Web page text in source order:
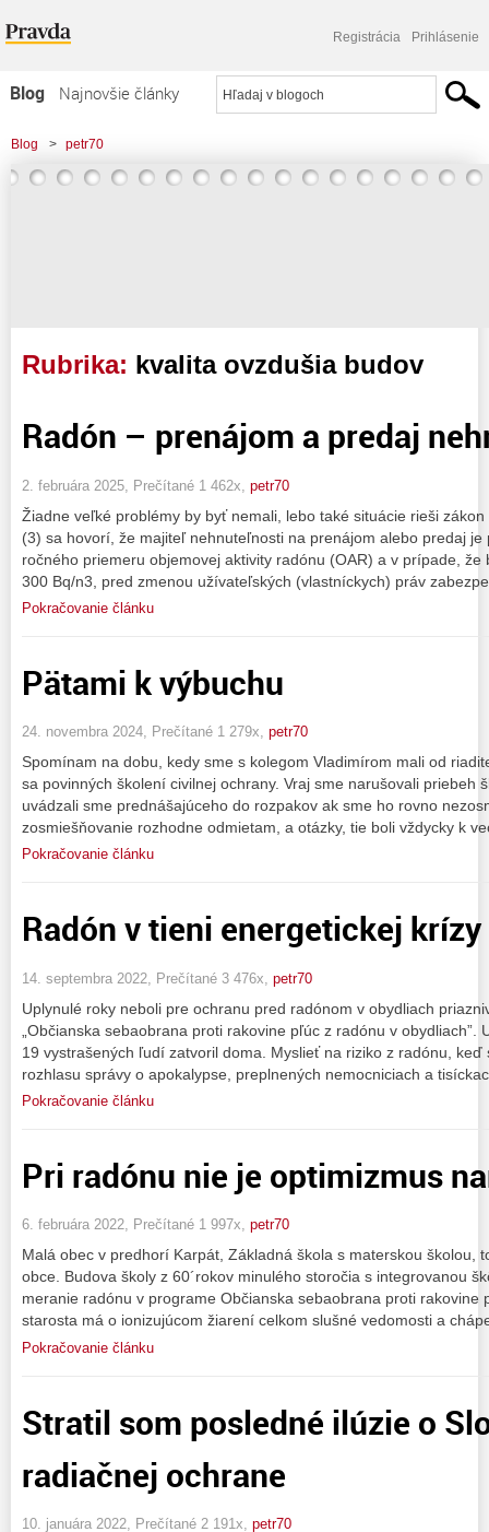
Registrácia Prihlásenie
Blog
Najnovšie články
Najčítanejšie články
Najkomentovanejšie články
Blog > petr70
Rubrika: kvalita ovzdušia budov
Radón – prenájom a predaj
2. februára 2025, Prečítané 1 462x, petr70
Žiadne veľké problémy by byť nemali, lebo také situácie rieši
(3) sa hovorí, že majiteľ nehnuteľnosti na prenájom alebo predaj
ročného priemeru objemovej aktivity radónu (OAR) a v prípade, že
300 Bq/n3, pred zmenou užívateľských (vlastníckych) práv
Pokračovanie článku
Pätami k výbuchu
24. novembra 2024, Prečítané 1 279x, petr70
Spomínam na dobu, kedy sme s kolegom Vladimírom mali od
sa povinných školení civilnej ochrany. Vraj sme narušovali priebeh
uvádzali sme prednášajúceho do rozpakov ak sme ho rovno
zosmiešňovanie rozhodne odmietam, a otázky, tie boli vždycky k
Pokračovanie článku
Radón v tieni energetickej krízy
14. septembra 2022, Prečítané 3 476x, petr70
Uplynulé roky neboli pre ochranu pred radónom v obydliach
„Občianska sebaobrana proti rakovine pľúc z radónu v obydliach”.
19 vystrašených ľudí zatvoril doma. Myslieť na riziko z radónu, keď
rozhlasu správy o apokalypse, preplnených nemocniciach a
Pokračovanie článku
Pri radónu nie je optimizmus
6. februára 2022, Prečítané 1 997x, petr70
Malá obec v predhorí Karpát, Základná škola s materskou školou,
obce. Budova školy z 60´rokov minulého storočia s integrovanou
meranie radónu v programe Občianska sebaobrana proti rakovine
starosta má o ionizujúcom žiarení celkom slušné vedomosti a
Pokračovanie článku
Stratil som posledné ilúzie o
radiačnej ochrane
10. januára 2022, Prečítané 2 191x, petr70